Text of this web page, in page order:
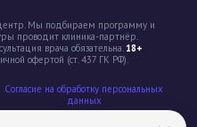
Мы подбираем программу и
проводит клиника-партнёр.
врача обязательна.18+
офертой (ст. 437 ГК РФ).
Cогласие на обработку персональных
данных